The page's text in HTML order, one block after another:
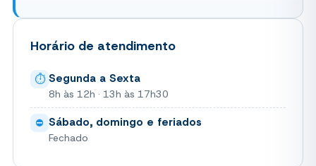
Horário de atendimento
⏱ Segunda a Sexta
8h às 12h · 13h às 17h30
⛔ Sábado, domingo e feriados
Fechado